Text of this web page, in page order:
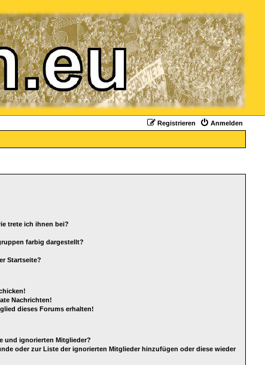
Anmelden
Registrieren
trete ich ihnen bei?
farbig dargestellt?
Startseite?
Nachrichten!
dieses Forums erhalten!
und ignorierten Mitglieder?
oder zur Liste der ignorierten Mitglieder hinzufügen oder diese wieder